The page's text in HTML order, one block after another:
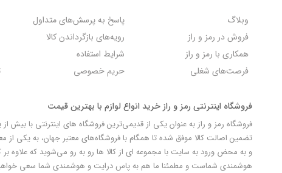
وبلاگ
فروش در رمز و راز
همکاری با رمز و راز
فرصت‌های شغلی
پاسخ به پرسش‌های متداول
رویه‌های بازگرداندن کالا
شرایط استفاده
حریم خصوصی
فروشگاه اینترنتی رمز و راز خرید انواع لوازم با بهترین قیمت
تضمین اصالت کالا موفق شده تا همگام با فروشگاه‌های معتبر جهان، به یکی از
و به محض ورود به سایت با مجموعه ای از کالا ها رو به رو می‌شوید که علاوه بر